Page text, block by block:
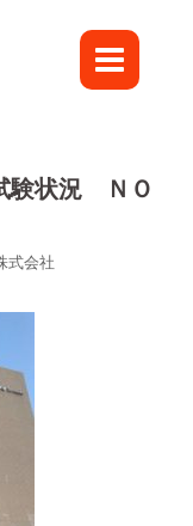
験状況 ＮＯ
式会社